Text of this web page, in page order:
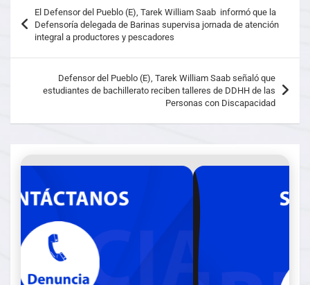
El Defensor del Pueblo (E), Tarek William Saab informó que la
Defensoría delegada de Barinas supervisa jornada de atención
integral a productores y pescadores
Defensor del Pueblo (E), Tarek William Saab señaló que
estudiantes de bachillerato reciben talleres de DDHH de las
Personas con Discapacidad